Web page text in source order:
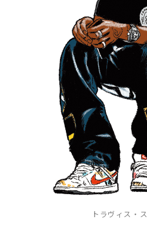
トラヴィス・